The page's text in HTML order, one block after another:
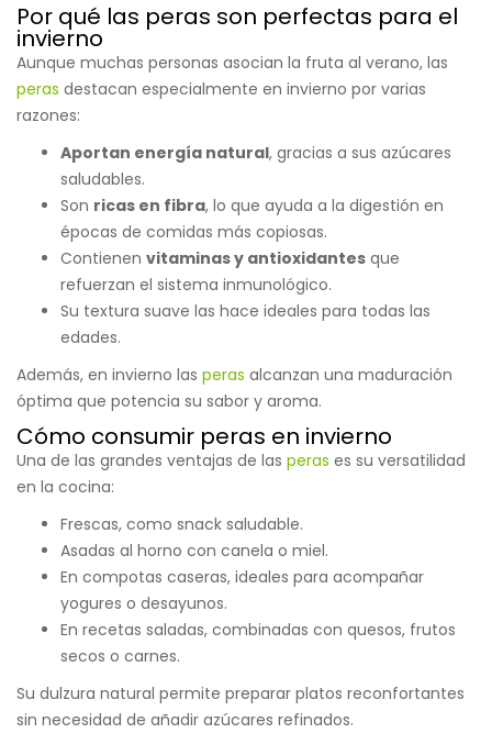
Por qué las peras son perfectas para el
invierno
Aunque muchas personas asocian la fruta al verano, las
peras destacan especialmente en invierno por varias
razones:
Aportan energía natural, gracias a sus azúcares
saludables.
Son ricas en fibra, lo que ayuda a la digestión en
épocas de comidas más copiosas.
Contienen vitaminas y antioxidantes que
refuerzan el sistema inmunológico.
Su textura suave las hace ideales para todas las
edades.
Además, en invierno las peras alcanzan una maduración
óptima que potencia su sabor y aroma.
Cómo consumir peras en invierno
Una de las grandes ventajas de las peras es su versatilidad
en la cocina:
Frescas, como snack saludable.
Asadas al horno con canela o miel.
En compotas caseras, ideales para acompañar
yogures o desayunos.
En recetas saladas, combinadas con quesos, frutos
secos o carnes.
Su dulzura natural permite preparar platos reconfortantes
sin necesidad de añadir azúcares refinados.